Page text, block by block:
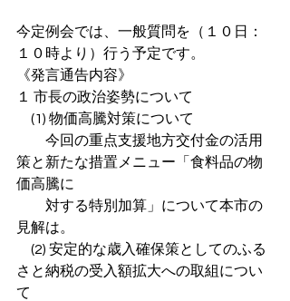
今定例会では、一般質問を（１０日：
１０時より）行う予定です。
《発言通告内容》
１ 市長の政治姿勢について
(1) 物価高騰対策について
今回の重点支援地方交付金の活用
策と新たな措置メニュー「食料品の物
価高騰に
対する特別加算」について本市の
見解は。
(2) 安定的な歳入確保策としてのふる
さと納税の受入額拡大への取組につい
て